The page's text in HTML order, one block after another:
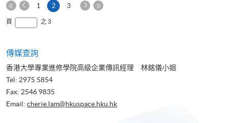
第
一
上
1 2本
3
下
頁 之 3
傳媒查詢
香港大學專業進修學院高級企業傳訊經理 林銘儀小姐
Tel: 2975 5854
Fax: 2546 9835
Email: cherie.lam@hkuspace.hku.hk